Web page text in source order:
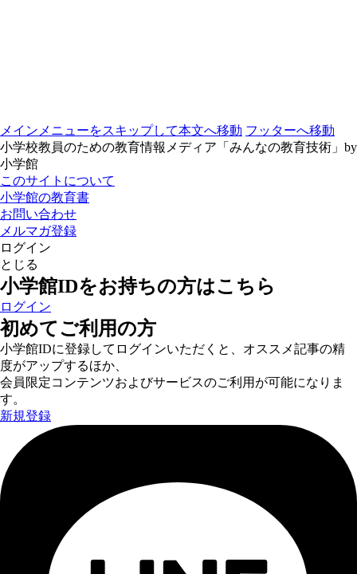
メインメニューをスキップして本文へ移動 フッターへ移動
小学校教員のための教育情報メディア「みんなの教育技術」by
小学館
このサイトについて
小学館の教育書
お問い合わせ
メルマガ登録
ログイン
とじる
小学館IDをお持ちの方はこちら
ログイン
初めてご利用の方
小学館IDに登録してログインいただくと、オススメ記事の精
度がアップするほか、
会員限定コンテンツおよびサービスのご利用が可能になりま
す。
新規登録